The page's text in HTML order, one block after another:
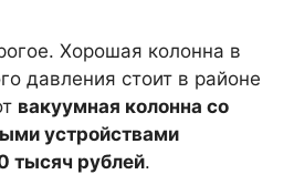
Хорошая колонна в
давления стоит в районе
вакуумная колонна со
устройствами
тысяч рублей.